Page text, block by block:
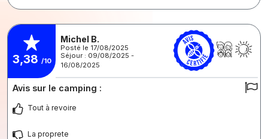
3,38 /10
Michel B.
Posté le 17/08/2025
Séjour : 09/08/2025 -
16/08/2025
Avis sur le camping :
Tout à revoire
La proprete